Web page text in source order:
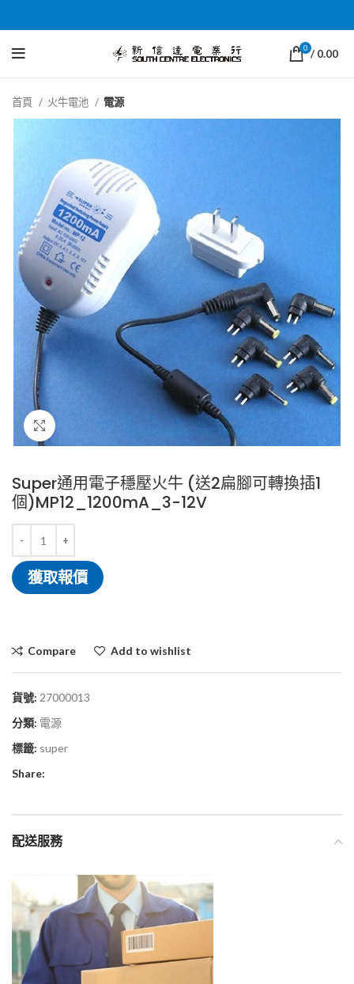
0 / 0.00
首頁 火牛電池 電源
Super通用電子穩壓火牛 (送2扁腳可轉換插1
個)MP12_1200mA_3-12V
獲取報價
Compare Add to wishlist
貨號: 27000013
分類: 電源
標籤: super
Share:
配送服務